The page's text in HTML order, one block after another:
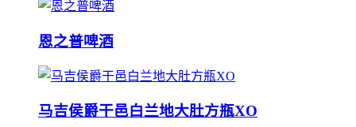
恩之普啤酒
马吉侯爵干邑白兰地大肚方瓶XO